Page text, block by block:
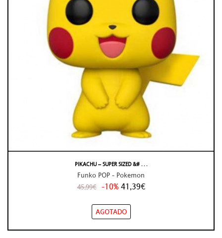
PIKACHU – SUPER SIZED &# . . .
Funko POP - Pokemon
45,99€ -10% 41,39€
AGOTADO